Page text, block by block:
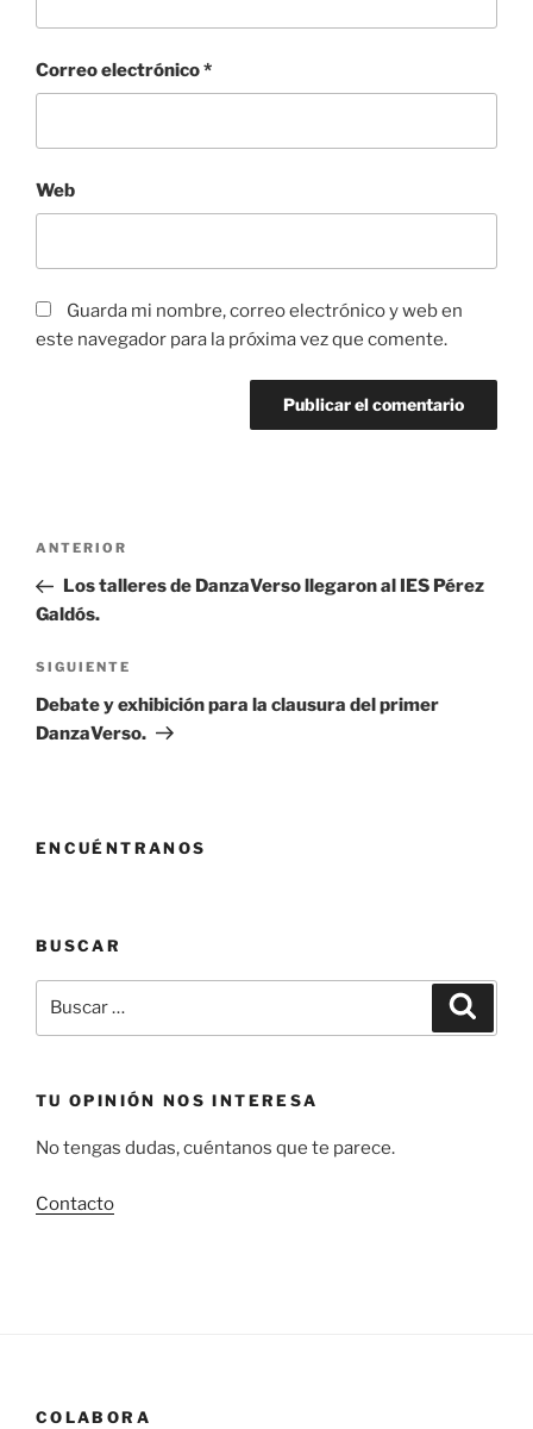
Correo electrónico*
Web
Guarda mi nombre, correo electrónico y web en
este navegador para la próxima vez que comente.
Navegación
entradas
Entrada
anterior:
ANTERIOR
Los talleres de DanzaVerso llegaron al IES Pérez
Galdós.
Siguiente
entrada
SIGUIENTE
Debate y exhibición para la clausura del primer
DanzaVerso.
ENCUÉNTRANOS
BUSCAR
por:
TU OPINIÓN NOS INTERESA
No tengas dudas, cuéntanos que te parece.
Contacto
COLABORA